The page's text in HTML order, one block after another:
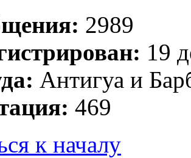
2989
19
Антигуа и
469
к началу